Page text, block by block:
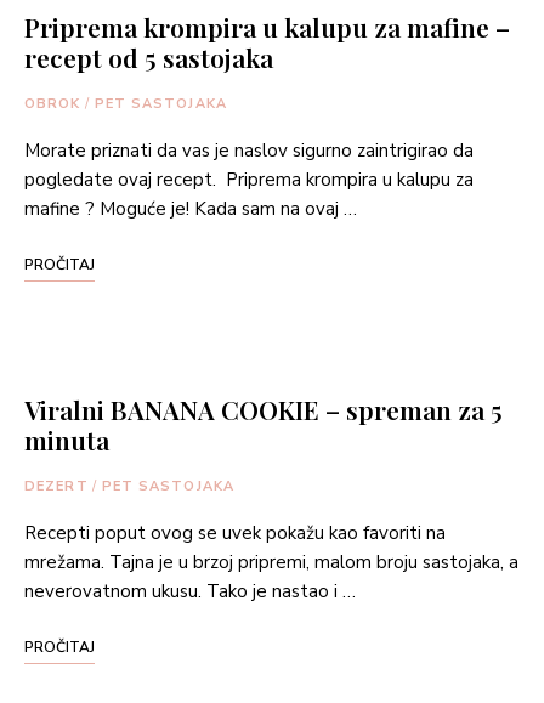
Priprema krompira u kalupu za mafine –
recept od 5 sastojaka
OBROK / PET SASTOJAKA
Morate priznati da vas je naslov sigurno zaintrigirao da
pogledate ovaj recept. Priprema krompira u kalupu za
mafine ? Moguće je! Kada sam na ovaj …
PROČITAJ
Viralni BANANA COOKIE – spreman za 5
minuta
DEZERT / PET SASTOJAKA
Recepti poput ovog se uvek pokažu kao favoriti na
mrežama. Tajna je u brzoj pripremi, malom broju sastojaka, a
neverovatnom ukusu. Tako je nastao i …
PROČITAJ